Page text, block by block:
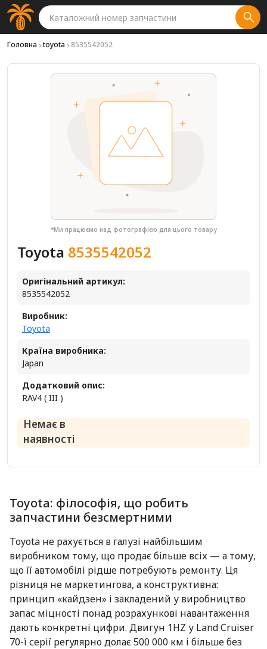
Головна toyota 8535542052
*Ми працюємо над фотографією для цього товару
Toyota 8535542052
Оригінальний артикул:
8535542052
Виробник:
Toyota
Країна виробника:
Japan
Додатковий опис:
RAV4 ( III )
Немає в
наявності
Toyota: філософія, що робить
запчастини безсмертними
Toyota не рахується в галузі найбільшим
виробником тому, що продає більше всіх — а тому,
що її автомобілі рідше потребують ремонту. Ця
різниця не маркетингова, а конструктивна:
принцип «кайдзен» і закладений у виробництво
запас міцності понад розрахункові навантаження
дають конкретні цифри. Двигун 1HZ у Land Cruiser
70-ї серії регулярно долає 500 000 км і більше без